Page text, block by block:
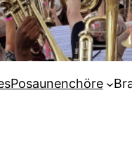
Posaunenchöre